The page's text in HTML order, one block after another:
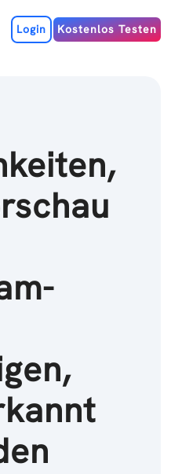
Login Kostenlos Testen